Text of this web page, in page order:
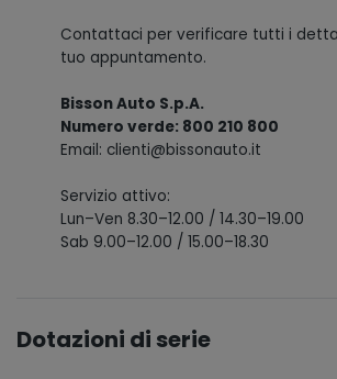
Contattaci per verificare tutti i
tuo appuntamento.
Bisson Auto S.p.A.
Numero verde: 800 210 800
Email: clienti@bissonauto.it
Servizio attivo:
Lun–Ven 8.30–12.00 / 14.30–19.00
Sab 9.00–12.00 / 15.00–18.30
Dotazioni di serie